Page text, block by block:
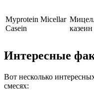
Myprotein Micellar
Casein
казеин
Интересные
Вот несколько
смесях: